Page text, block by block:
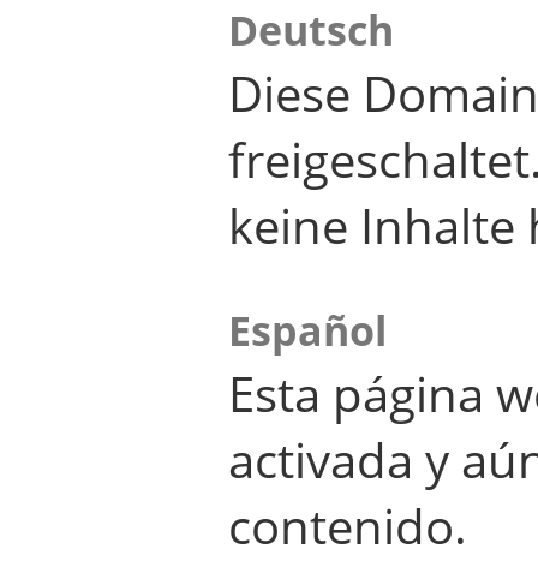
Deutsch
Diese
keine Inhalte
Español
Esta página
activada y
contenido.